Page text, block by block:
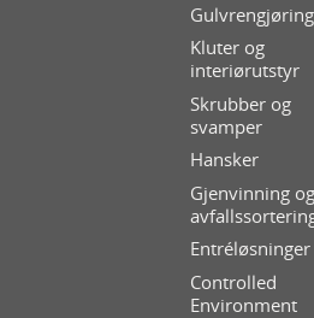
Gulvrengjøring
Kluter og
interiørutstyr
Skrubber og
svamper
Hansker
Gjenvinning og
Entréløsninger
Controlled
Environment